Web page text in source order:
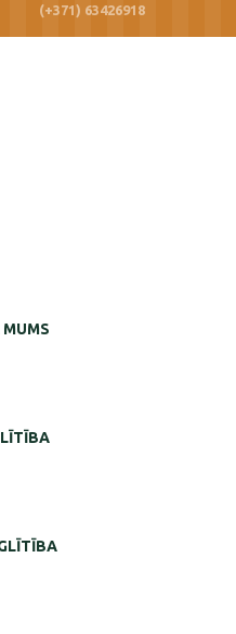
(+371) 63426918
MUMS